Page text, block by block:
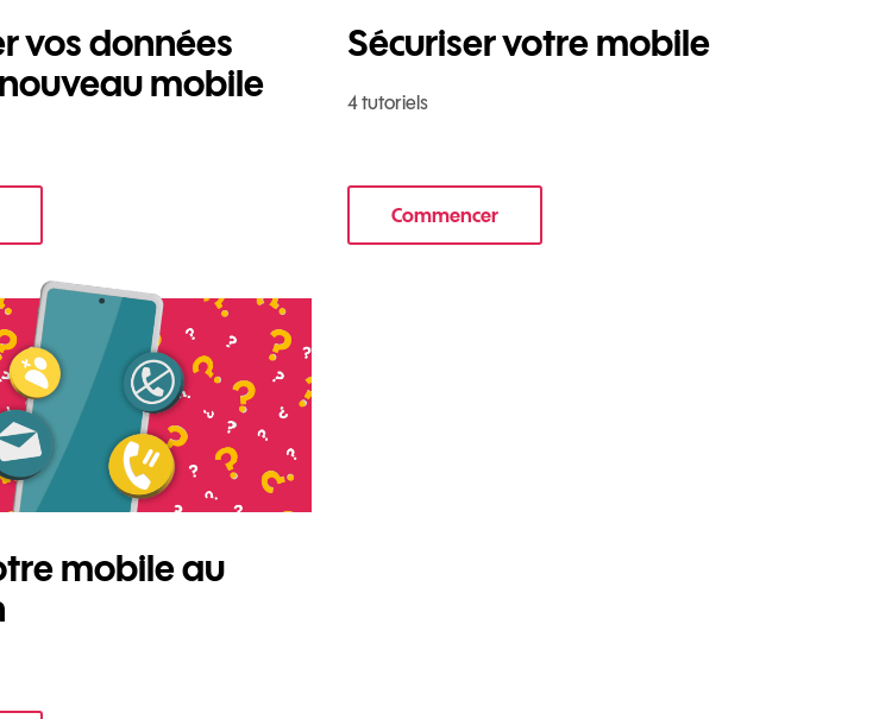
vos données
mobile
pour Transférer vos données sur votre nouveau mobile
Sécuriser votre mobile
4 tutoriels
Commencerle tuto pour Sécuriser votre mobile
mobile au